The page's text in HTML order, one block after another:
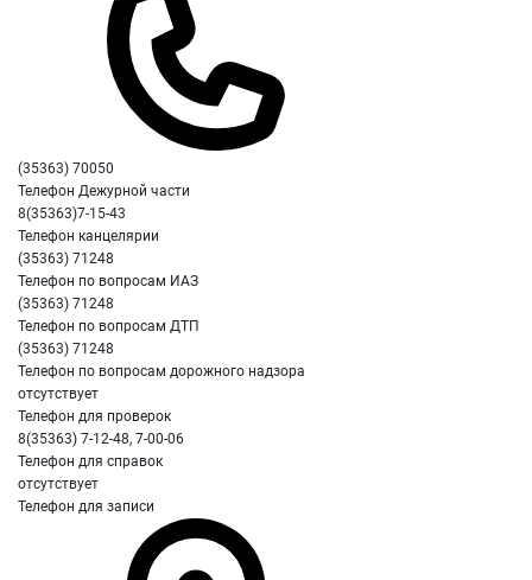
(35363) 70050
Телефон Дежурной части
8(35363)7-15-43
Телефон канцелярии
(35363) 71248
Телефон по вопросам ИАЗ
(35363) 71248
Телефон по вопросам ДТП
(35363) 71248
Телефон по вопросам дорожного надзора
отсутствует
Телефон для проверок
8(35363) 7-12-48, 7-00-06
Телефон для справок
отсутствует
Телефон для записи